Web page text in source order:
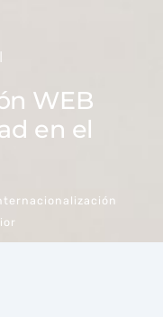
WEB
en el